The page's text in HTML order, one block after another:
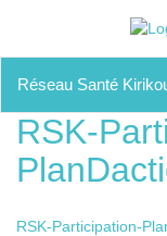
Réseau Santé
RSK-
RSK-Participation-